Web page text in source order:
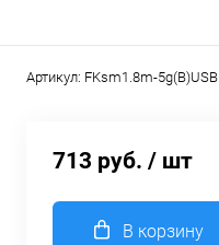
Артикул: FKsm1.8m-5g(B)USB
713 руб. / шт
В корзину